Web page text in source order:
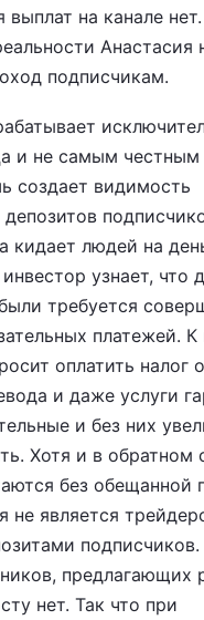
выплат на канале
Анастасия
подписчикам.
и не самым честным
создает видимость
кидает людей на
узнает, что
требуется
платежей.
оплатить налог
и даже услуги
и без них
Хотя и в обратном
без обещанной
не является
предлагающих
нет. Так что при